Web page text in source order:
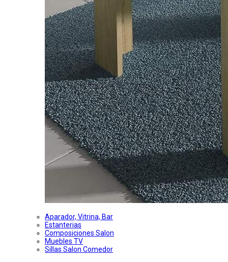
Aparador, Vitrina, Bar
Estanterias
Composiciones Salon
Muebles TV
Sillas Salon Comedor